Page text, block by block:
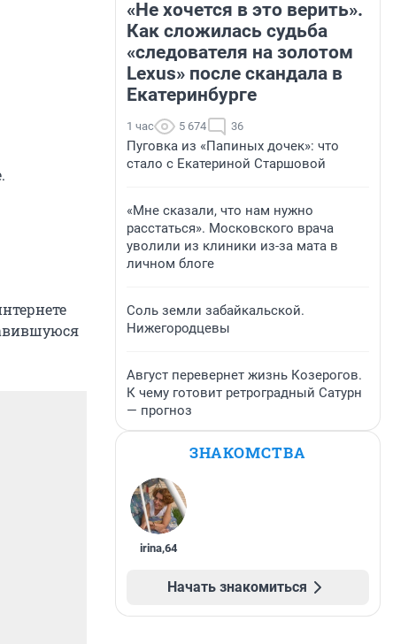
«Не хочется в это верить».
Как сложилась судьба
«следователя на золотом
Lexus» после скандала в
Екатеринбурге
1 час 5 674 36
Пуговка из «Папиных дочек»: что
стало с Екатериной Старшовой
«Мне сказали, что нам нужно
расстаться». Московского врача
уволили из клиники из-за мата в
личном блоге
Соль земли забайкальской.
Нижегородцевы
Август перевернет жизнь Козерогов.
К чему готовит ретроградный Сатурн
— прогноз
ЗНАКОМСТВА
irina,64
Начать знакомиться